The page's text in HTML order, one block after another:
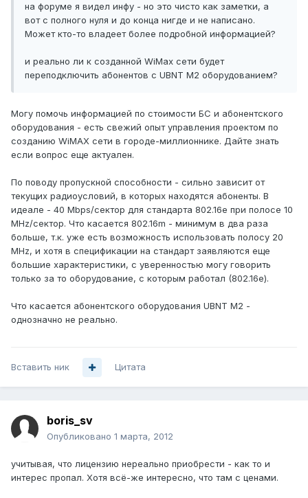
на форуме я видел инфу - но это чисто как заметки, а
вот с полного нуля и до конца нигде и не написано.
Может кто-то владеет более подробной информацией?
и реально ли к созданной WiMax сети будет
переподключить абонентов с UBNT М2 оборудованием?
Могу помочь информацией по стоимости БС и абонентского
оборудования - есть свежий опыт управления проектом по
созданию WiMAX сети в городе-миллионнике. Дайте знать
если вопрос еще актуален.
По поводу пропускной способности - сильно зависит от
текущих радиоусловий, в которых находятся абоненты. В
идеале - 40 Mbps/сектор для стандарта 802.16е при полосе 10
MHz/сектор. Что касается 802.16m - минимум в два раза
больше, т.к. уже есть возможность использовать полосу 20
MHz, и хотя в спецификации на стандарт заявляются еще
большие характеристики, с уверенностью могу говорить
только за то оборудование, с которым работал (802.16е).
Что касается абонентского оборудования UBNT M2 -
однозначно не реально.
Вставить ник Цитата
boris_sv
Опубликовано 1 марта, 2012
учитывая, что лицензию нереально приобрести - как то и
интерес пропал. Хотя всё-же интересно, что там с ценами.